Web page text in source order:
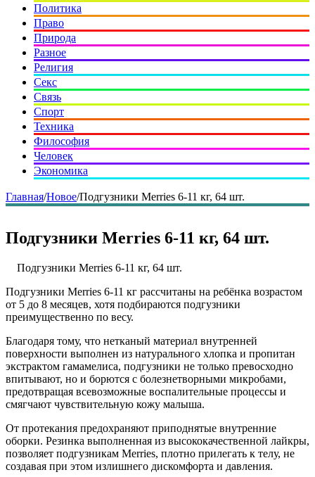
Политика
Право
Природа
Разное
Религия
Секс
Связь
Спорт
Техника
Философия
Человек
Экономика
Главная/Новое/Подгузники Merries 6-11 кг, 64 шт.
Подгузники Merries 6-11 кг, 64 шт.
Подгузники Merries 6-11 кг, 64 шт.
Подгузники Merries 6-11 кг рассчитаны на ребёнка возрастом
от 5 до 8 месяцев, хотя подбираются подгузники
преимущественно по весу.
Благодаря тому, что нетканый материал внутренней
поверхности выполнен из натурального хлопка и пропитан
экстрактом гамамелиса, подгузники не только превосходно
впитывают, но и борются с болезнетворными микробами,
предотвращая всевозможные воспалительные процессы и
смягчают чувствительную кожу малыша.
От протекания предохраняют приподнятые внутренние
оборки. Резинка выполненная из высококачественной лайкры,
позволяет подгузникам Merries, плотно прилегать к телу, не
создавая при этом излишнего дискомфорта и давления.